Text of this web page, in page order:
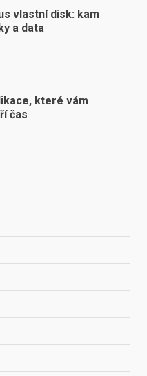
vlastní disk: kam
a data
které vám
čas